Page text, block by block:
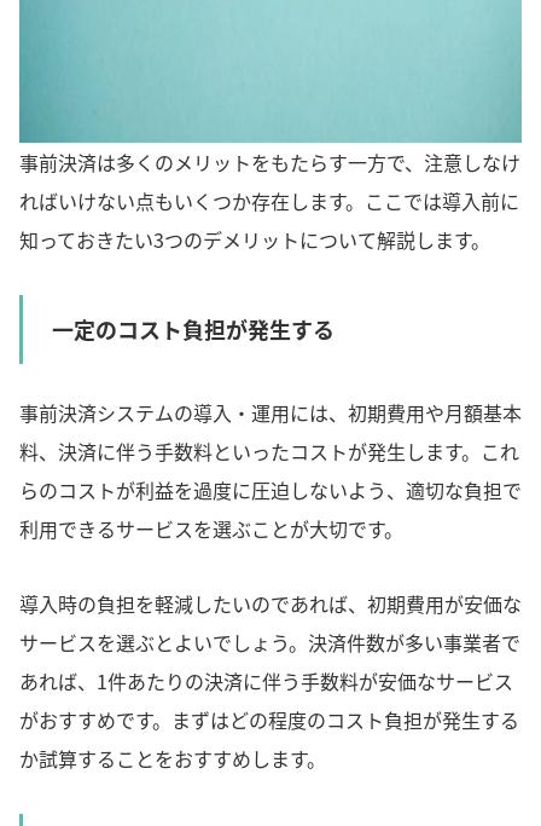
事前決済は多くのメリットをもたらす一方で、注意しなけ
ればいけない点もいくつか存在します。ここでは導入前に
知っておきたい3つのデメリットについて解説します。
一定のコスト負担が発生する
事前決済システムの導入・運用には、初期費用や月額基本
料、決済に伴う手数料といったコストが発生します。これ
らのコストが利益を過度に圧迫しないよう、適切な負担で
利用できるサービスを選ぶことが大切です。
導入時の負担を軽減したいのであれば、初期費用が安価な
サービスを選ぶとよいでしょう。決済件数が多い事業者で
あれば、1件あたりの決済に伴う手数料が安価なサービス
がおすすめです。まずはどの程度のコスト負担が発生する
か試算することをおすすめします。